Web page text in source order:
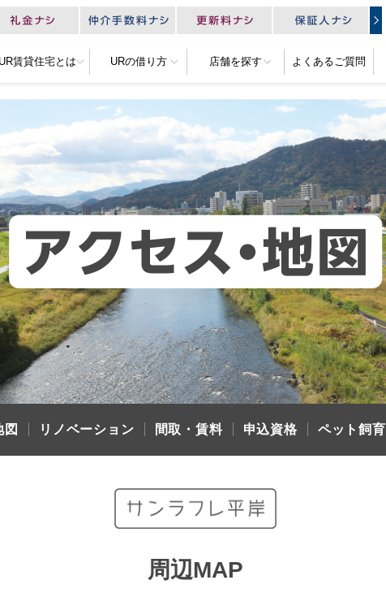
UR賃貸住宅とは URの借り方 店舗を探す よくあるご質問
図 リノベーション 間取・賃料 申込資格 ペット飼育
周辺MAP